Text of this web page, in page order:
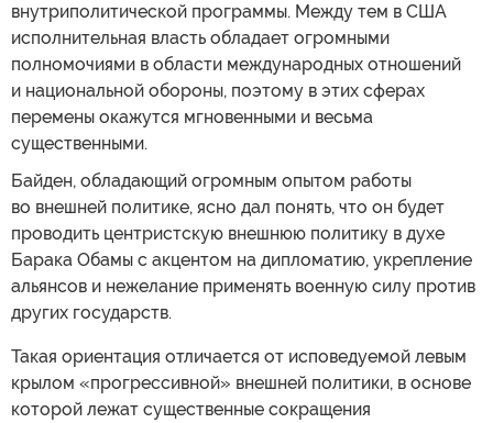
внутриполитической программы. Между тем в США
исполнительная власть обладает огромными
полномочиями в области международных отношений
и национальной обороны, поэтому в этих сферах
перемены окажутся мгновенными и весьма
существенными.
Байден, обладающий огромным опытом работы
во внешней политике, ясно дал понять, что он будет
проводить центристскую внешнюю политику в духе
Барака Обамы с акцентом на дипломатию, укрепление
альянсов и нежелание применять военную силу против
других государств.
Такая ориентация отличается от исповедуемой левым
крылом «прогрессивной» внешней политики, в основе
которой лежат существенные сокращения